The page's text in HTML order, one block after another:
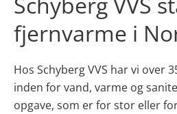
fjernvarme i
Hos Schyberg VVS har vi over
inden for vand, varme og
opgave, som er for stor eller